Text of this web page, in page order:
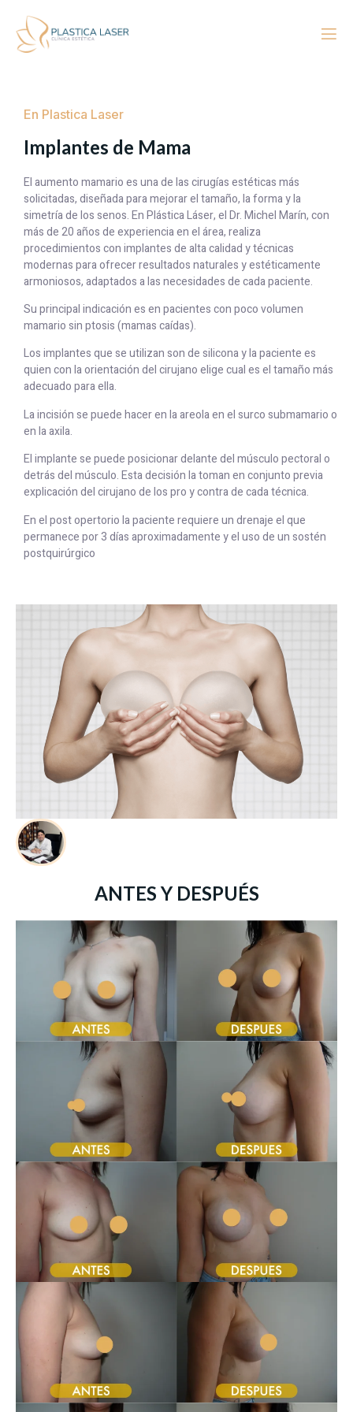
En Plastica Laser
Implantes de Mama
El aumento mamario es una de las cirugías estéticas más
solicitadas, diseñada para mejorar el tamaño, la forma y la
simetría de los senos. En Plástica Láser, el Dr. Michel Marín, con
más de 20 años de experiencia en el área, realiza
procedimientos con implantes de alta calidad y técnicas
modernas para ofrecer resultados naturales y estéticamente
armoniosos, adaptados a las necesidades de cada paciente.
Su principal indicación es en pacientes con poco volumen
mamario sin ptosis (mamas caídas).
Los implantes que se utilizan son de silicona y la paciente es
quien con la orientación del cirujano elige cual es el tamaño más
adecuado para ella.
La incisión se puede hacer en la areola en el surco submamario o
en la axila.
El implante se puede posicionar delante del músculo pectoral o
detrás del músculo. Esta decisión la toman en conjunto previa
explicación del cirujano de los pro y contra de cada técnica.
En el post opertorio la paciente requiere un drenaje el que
permanece por 3 días aproximadamente y el uso de un sostén
postquirúrgico
ANTES Y DESPUÉS